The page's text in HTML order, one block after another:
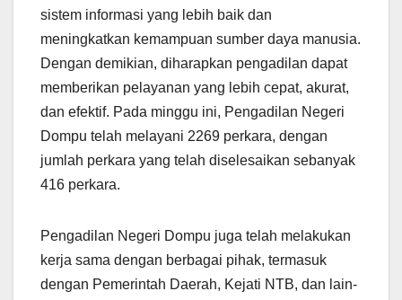
sistem informasi yang lebih baik dan
meningkatkan kemampuan sumber daya manusia.
Dengan demikian, diharapkan pengadilan dapat
memberikan pelayanan yang lebih cepat, akurat,
dan efektif. Pada minggu ini, Pengadilan Negeri
Dompu telah melayani 2269 perkara, dengan
jumlah perkara yang telah diselesaikan sebanyak
416 perkara.
Pengadilan Negeri Dompu juga telah melakukan
kerja sama dengan berbagai pihak, termasuk
dengan Pemerintah Daerah, Kejati NTB, dan lain-